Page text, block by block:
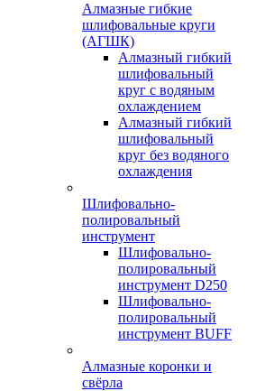
Алмазные гибкие
шлифовальные круги
(АГШК)
Алмазный гибкий
шлифовальный
круг с водяным
охлаждением
Алмазный гибкий
шлифовальный
круг без водяного
охлаждения
Шлифовально-
полировальный
инструмент
Шлифовально-
полировальный
инструмент D250
Шлифовально-
полировальный
инструмент BUFF
Алмазные коронки и
свёрла